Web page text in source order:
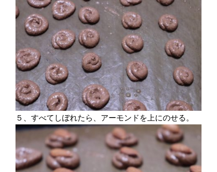
５、すべてしぼれたら、アーモンドを上にのせる。